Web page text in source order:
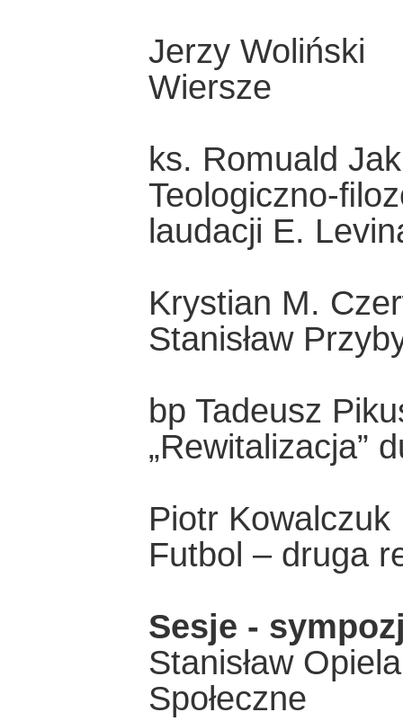
Jerzy Woliński
Wiersze
ks. Romuald
Teologiczno-
laudacji E.
Krystian M.
Stanisław
bp Tadeusz
„Rewitalizacja”
Piotr Kowalczuk
Futbol – druga
Sesje -
Stanisław
Społeczne